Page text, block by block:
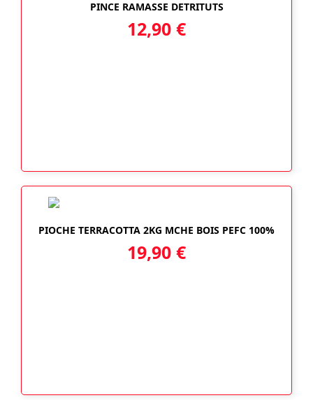
PINCE RAMASSE DETRITUTS
12,90 €
PIOCHE TERRACOTTA 2KG MCHE BOIS PEFC 100%
19,90 €